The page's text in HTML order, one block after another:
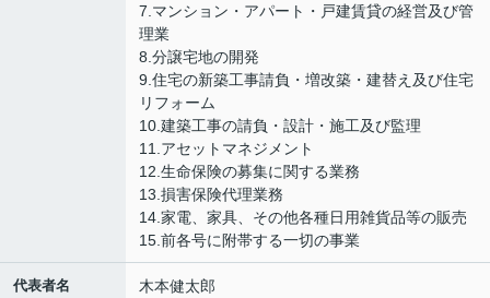
7.マンション・アパート・戸建賃貸の経営及び管
理業
8.分譲宅地の開発
9.住宅の新築工事請負・増改築・建替え及び住宅
リフォーム
10.建築工事の請負・設計・施工及び監理
11.アセットマネジメント
12.生命保険の募集に関する業務
13.損害保険代理業務
14.家電、家具、その他各種日用雑貨品等の販売
15.前各号に附帯する一切の事業
代表者名 木本健太郎